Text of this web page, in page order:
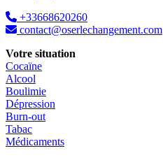
+33668620260
contact@oserlechangement.com
Votre situation
Cocaïne
Alcool
Boulimie
Dépression
Burn-out
Tabac
Médicaments